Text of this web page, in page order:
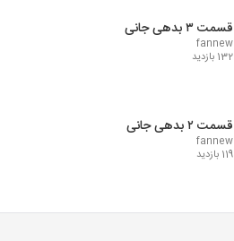
قسمت ۳ بدهی جانی
fannew
132 بازدید
قسمت ۲ بدهی جانی
fannew
119 بازدید